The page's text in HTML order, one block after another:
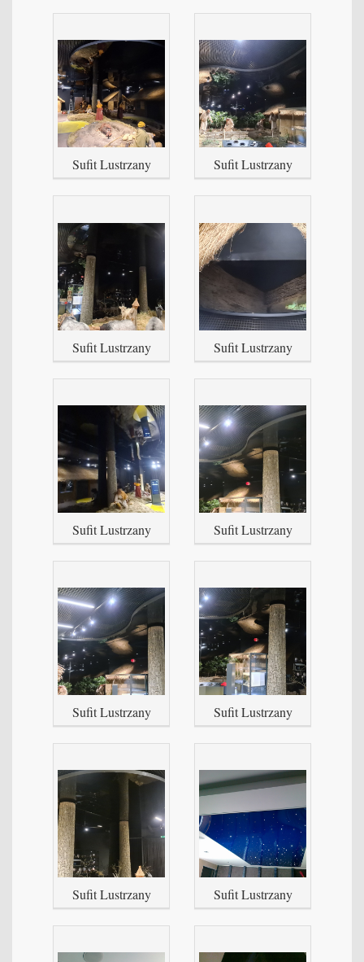
Sufit Lustrzany Sufit Lustrzany
Sufit Lustrzany Sufit Lustrzany
Sufit Lustrzany Sufit Lustrzany
Sufit Lustrzany Sufit Lustrzany
Sufit Lustrzany Sufit Lustrzany